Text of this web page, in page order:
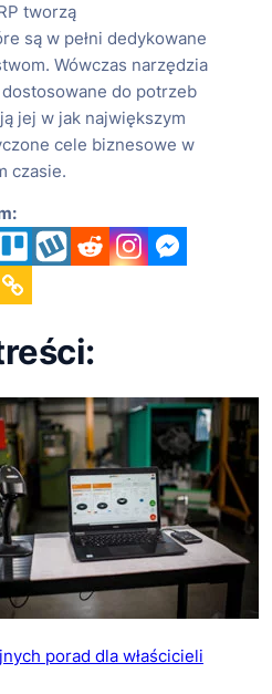
tworzą
są w pełni dedykowane
Wówczas narzędzia
dostosowane do potrzeb
jej w jak największym
cele biznesowe w
czasie.
porad dla właścicieli